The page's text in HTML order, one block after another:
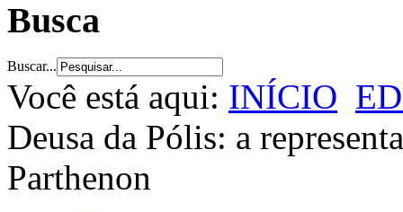
Busca
Buscar...
Você está aqui: INÍCIO
Deusa da Pólis: a
Parthenon